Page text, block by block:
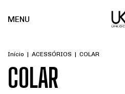
MENU
Início | ACESSÓRIOS | COLAR
COLAR